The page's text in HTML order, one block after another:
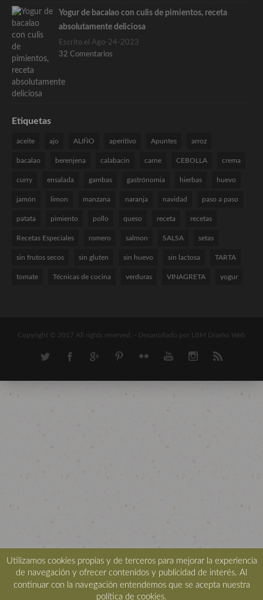
Yogur de bacalao con culis de pimientos, receta
absolutamente deliciosa
Escrito el Ago-24-2023
32 Comentarios
Etiquetas
aceite ajo ALIÑO aperitivo Apuntes arroz
bacalao berenjena calabacin carne CEBOLLA crema
curry ensalada gambas gastrónomia hierbas huevo
jamón limon manzana naranja navidad paso a paso
patata pimiento pollo queso receta recetas
Recetas Especiales romero salmon SALSA setas
sin frutos secos sin gluten sin huevo sin lactosa TARTA
tomate Técnicas de cocina verduras VINAGRETA yogur
Copyright © 2017 All rights reserved. - Desarrollado por LBM Diseño Web
Utilizamos cookies propias y de terceros para mejorar la experiencia
de navegación y ofrecer contenidos y publicidad de interés. Al
continuar con la navegación entendemos que se acepta nuestra
política de cookies.